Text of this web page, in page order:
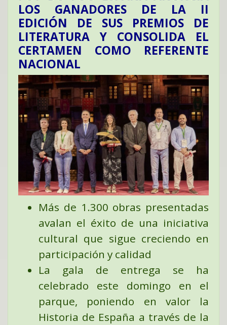
LOS GANADORES DE LA II
EDICIÓN DE SUS PREMIOS DE
LITERATURA Y CONSOLIDA EL
CERTAMEN COMO REFERENTE
NACIONAL
Más de 1.300 obras presentadas
avalan el éxito de una iniciativa
cultural que sigue creciendo en
participación y calidad
La gala de entrega se ha
celebrado este domingo en el
parque, poniendo en valor la
Historia de España a través de la